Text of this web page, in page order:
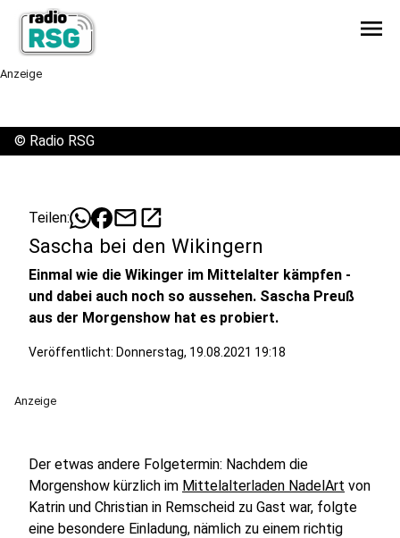
menu
Anzeige
© Radio RSG
Teilen: mailopen_in_new
Sascha bei den Wikingern
Einmal wie die Wikinger im Mittelalter kämpfen -
und dabei auch noch so aussehen. Sascha Preuß
aus der Morgenshow hat es probiert.
Veröffentlicht: Donnerstag, 19.08.2021 19:18
Anzeige
Der etwas andere Folgetermin: Nachdem die
Morgenshow kürzlich im Mittelalterladen NadelArt von
Katrin und Christian in Remscheid zu Gast war, folgte
eine besondere Einladung, nämlich zu einem richtig